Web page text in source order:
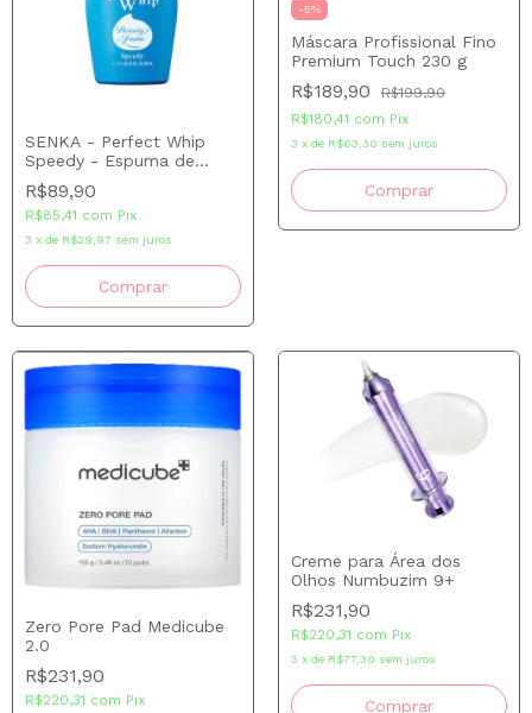
SENKA - Perfect Whip
Speedy - Espuma de
Limpeza Facial 150ml
R$89,90
R$85,41 com Pix
3 x de R$29,97 sem juros
-5%
Máscara Profissional Fino
Premium Touch 230 g
R$189,90
R$199,90
R$180,41 com Pix
3 x de R$63,30 sem juros
Zero Pore Pad Medicube
2.0
R$231,90
R$220,31 com Pix
Creme para Área dos
Olhos Numbuzim 9+
R$231,90
R$220,31 com Pix
3 x de R$77,30 sem juros